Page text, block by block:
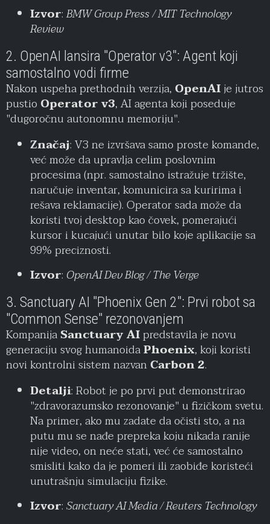
Izvor:BMW Group Press / MIT Technology
Review
2. OpenAI lansira "Operator v3": Agent koji
samostalno vodi firme
Nakon uspeha prethodnih verzija, OpenAIje jutros
pustio Operator v3, AI agenta koji poseduje
"dugoročnu autonomnu memoriju".
Značaj: V3 ne izvršava samo proste komande,
već može da upravlja celim poslovnim
procesima (npr. samostalno istražuje tržište,
naručuje inventar, komunicira sa kuririma i
rešava reklamacije). Operator sada može da
koristi tvoj desktop kao čovek, pomerajući
kursor i kucajući unutar bilo koje aplikacije sa
99% preciznosti.
Izvor: OpenAI Dev Blog / The Verge
3. Sanctuary AI "Phoenix Gen 2": Prvi robot sa
"Common Sense" rezonovanjem
KompanijaSanctuary AIpredstavila je novu
generaciju svog humanoidaPhoenix, koji koristi
novi kontrolni sistem nazvanCarbon 2.
Detalji: Robot je po prvi put demonstrirao
"zdravorazumsko rezonovanje" u fizičkom svetu.
Na primer, ako mu zadate da očisti sto, a na
putu mu se nađe prepreka koju nikada ranije
nije video, on neće stati, već će samostalno
smisliti kako da je pomeri ili zaobiđe koristeći
unutrašnju simulaciju fizike.
Izvor:Sanctuary AI Media / Reuters Technology